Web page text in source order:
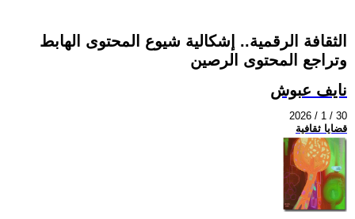
الثقافة الرقمية.. إشكالية شيوع المحتوى الهابط
وتراجع المحتوى الرصين
نايف عبوش
2026 / 1 / 30
قضايا ثقافية